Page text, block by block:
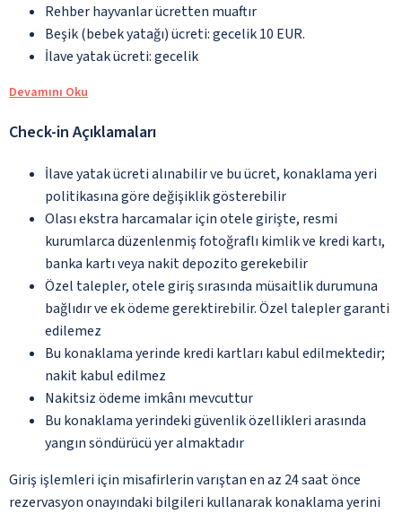
Rehber hayvanlar ücretten muaftır
Beşik (bebek yatağı) ücreti: gecelik 10 EUR.
İlave yatak ücreti: gecelik
Devamını Oku
Check-in Açıklamaları
İlave yatak ücreti alınabilir ve bu ücret, konaklama yeri
politikasına göre değişiklik gösterebilir
Olası ekstra harcamalar için otele girişte, resmi
kurumlarca düzenlenmiş fotoğraflı kimlik ve kredi kartı,
banka kartı veya nakit depozito gerekebilir
Özel talepler, otele giriş sırasında müsaitlik durumuna
bağlıdır ve ek ödeme gerektirebilir. Özel talepler garanti
edilemez
Bu konaklama yerinde kredi kartları kabul edilmektedir;
nakit kabul edilmez
Nakitsiz ödeme imkânı mevcuttur
Bu konaklama yerindeki güvenlik özellikleri arasında
yangın söndürücü yer almaktadır
Giriş işlemleri için misafirlerin varıştan en az 24 saat önce
rezervasyon onayındaki bilgileri kullanarak konaklama yerini